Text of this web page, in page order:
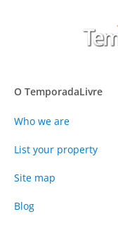
O TemporadaLivre
Who we are
List your property
Site map
Blog